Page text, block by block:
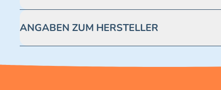
ANGABEN ZUM HERSTELLER